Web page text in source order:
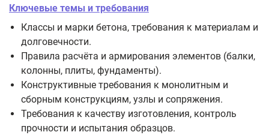
Ключевые темы и требования
Классы и марки бетона, требования к материалам и
долговечности.
Правила расчёта и армирования элементов (балки,
колонны, плиты, фундаменты).
Конструктивные требования к монолитным и
сборным конструкциям, узлы и сопряжения.
Требования к качеству изготовления, контроль
прочности и испытания образцов.